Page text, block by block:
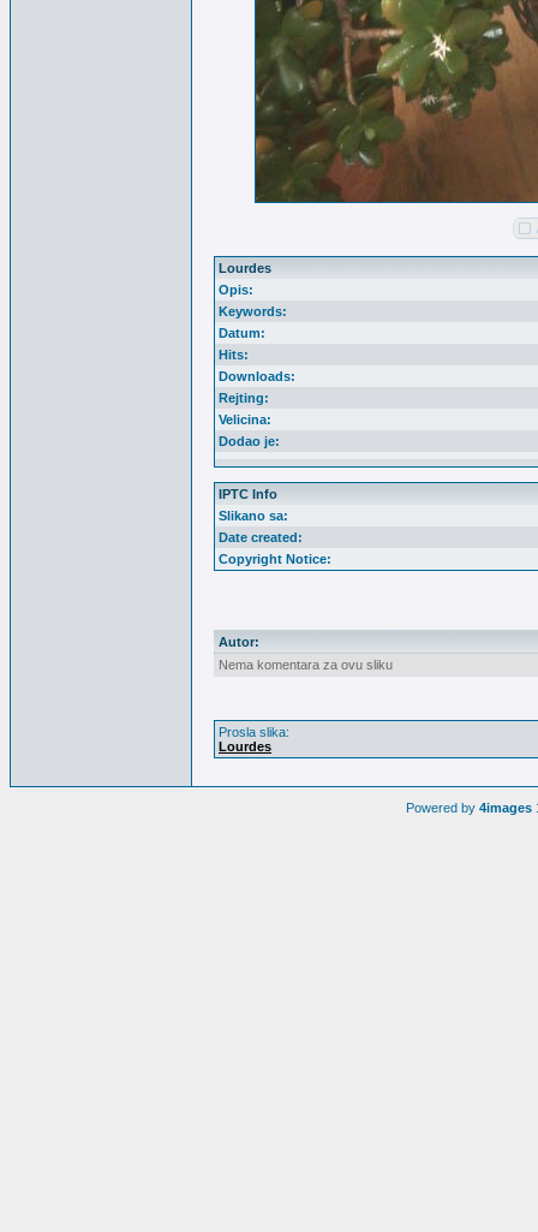
Lourdes
Opis:
Keywords:
Datum:
Hits:
Downloads:
Rejting:
Velicina:
Dodao je:
IPTC Info
Slikano sa:
Date created:
Copyright Notice:
Autor:
Nema komentara za ovu sliku
Prosla slika:
Lourdes
Powered by 4images